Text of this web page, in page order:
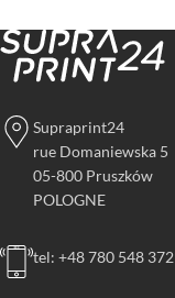
Supraprint24
rue Domaniewska 5
05-800 Pruszków
POLOGNE
tel: +48 780 548 372